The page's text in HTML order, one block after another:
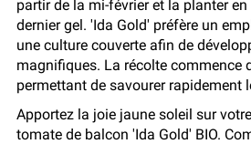
partir de la mi-février et la planter
dernier gel. 'Ida Gold' préfère un
une culture couverte afin de
magnifiques. La récolte commence
permettant de savourer rapidement
Apportez la joie jaune soleil sur
tomate de balcon 'Ida Gold' BIO.